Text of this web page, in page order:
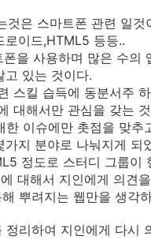
것은 스마트폰 관련 일것
로이드,HTML5 등등..
을 사용하며 많은 수의
고 있는 것이다.
스킬 습득에 동분서주
대해서만 관심을 갖는
이슈에만 촛점을 맞추
지 분야로 나눠지게 되
정도로 스터디 그룹이
대해서 지인에게 의견
뿌려지는 웹만을 생각
리하여 지인에게 다시